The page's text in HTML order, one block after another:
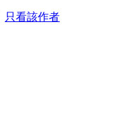
只看該作者